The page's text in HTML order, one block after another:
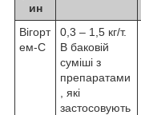
ин
Вігорт
ем-С
0,3 – 1,5 кг/т.
В баковій
суміші з
препаратами
, які
застосовують